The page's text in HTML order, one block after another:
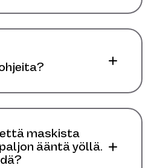
maskista
ääntä yöllä.